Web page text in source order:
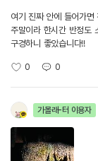
여기 진짜 안에 들어가
주말이라 한시간 반정도
구경하니 좋았습니다!!
0 0
가볼래-터 이용자